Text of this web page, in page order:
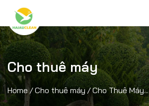
Cho thuê máy
Home/Cho thuê máy /Cho Thuê Máy...